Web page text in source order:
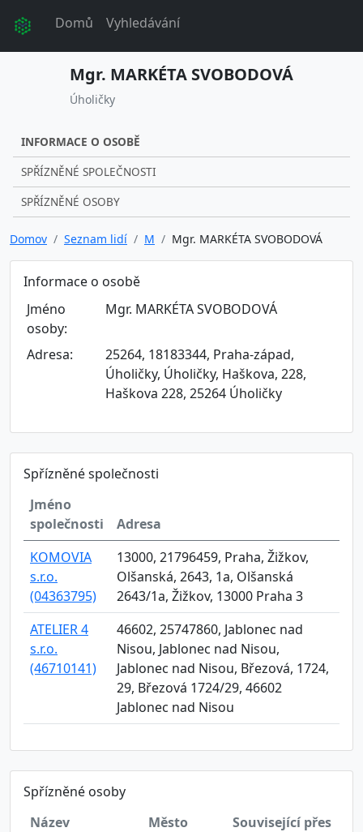
Domů Vyhledávání
Mgr. MARKÉTA SVOBODOVÁ
Úholičky
INFORMACE O OSOBĚ
SPŘÍZNĚNÉ SPOLEČNOSTI
SPŘÍZNĚNÉ OSOBY
Domov Seznam lidí M Mgr. MARKÉTA SVOBODOVÁ
Informace o osobě
Jméno
osoby:
Mgr. MARKÉTA SVOBODOVÁ
Adresa:
25264, 18183344, Praha-západ,
Úholičky, Úholičky, Haškova, 228,
Haškova 228, 25264 Úholičky
Spřízněné společnosti
Jméno
společnosti
Adresa
KOMOVIA
s.r.o.
(04363795)
13000, 21796459, Praha, Žižkov,
Olšanská, 2643, 1a, Olšanská
2643/1a, Žižkov, 13000 Praha 3
ATELIER 4
s.r.o.
(46710141)
46602, 25747860, Jablonec nad
Nisou, Jablonec nad Nisou,
Jablonec nad Nisou, Březová, 1724,
29, Březová 1724/29, 46602
Jablonec nad Nisou
Spřízněné osoby
Název
Město
Související přes